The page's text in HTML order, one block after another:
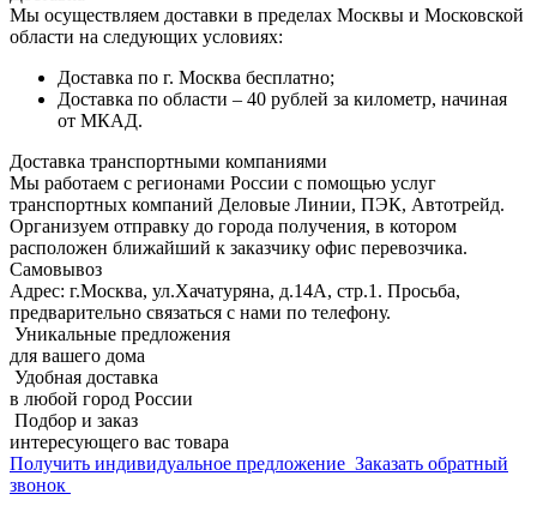
Мы осуществляем доставки в пределах Москвы и Московской
области на следующих условиях:
Доставка по г. Москва бесплатно;
Доставка по области – 40 рублей за километр, начиная
от МКАД.
Доставка транспортными компаниями
Мы работаем с регионами России с помощью услуг
транспортных компаний Деловые Линии, ПЭК, Автотрейд.
Организуем отправку до города получения, в котором
расположен ближайший к заказчику офис перевозчика.
Самовывоз
Адрес: г.Москва, ул.Хачатуряна, д.14А, стр.1. Просьба,
предварительно связаться с нами по телефону.
Уникальные предложения
для вашего дома
Удобная доставка
в любой город России
Подбор и заказ
интересующего вас товара
Получить индивидуальное предложение Заказать обратный
звонок